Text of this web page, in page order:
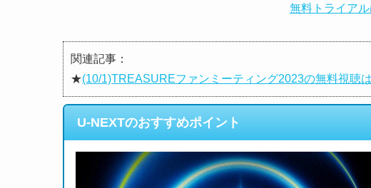
無料トライア
関連記事：
★(10/1)TREASUREファンミーティング2023の無料視聴
U-NEXTのおすすめポイント